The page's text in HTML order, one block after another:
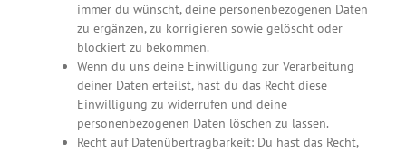
immer du wünscht, deine personenbezogenen Daten
zu ergänzen, zu korrigieren sowie gelöscht oder
blockiert zu bekommen.
Wenn du uns deine Einwilligung zur Verarbeitung
deiner Daten erteilst, hast du das Recht diese
Einwilligung zu widerrufen und deine
personenbezogenen Daten löschen zu lassen.
Recht auf Datenübertragbarkeit: Du hast das Recht,